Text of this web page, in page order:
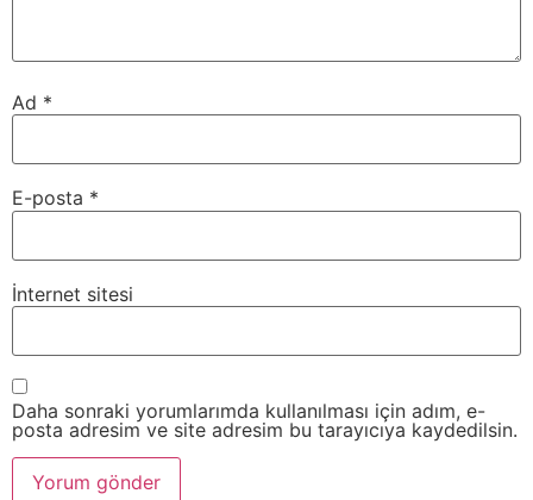
Ad *
E-posta *
İnternet sitesi
Daha sonraki yorumlarımda kullanılması için adım, e-
posta adresim ve site adresim bu tarayıcıya kaydedilsin.